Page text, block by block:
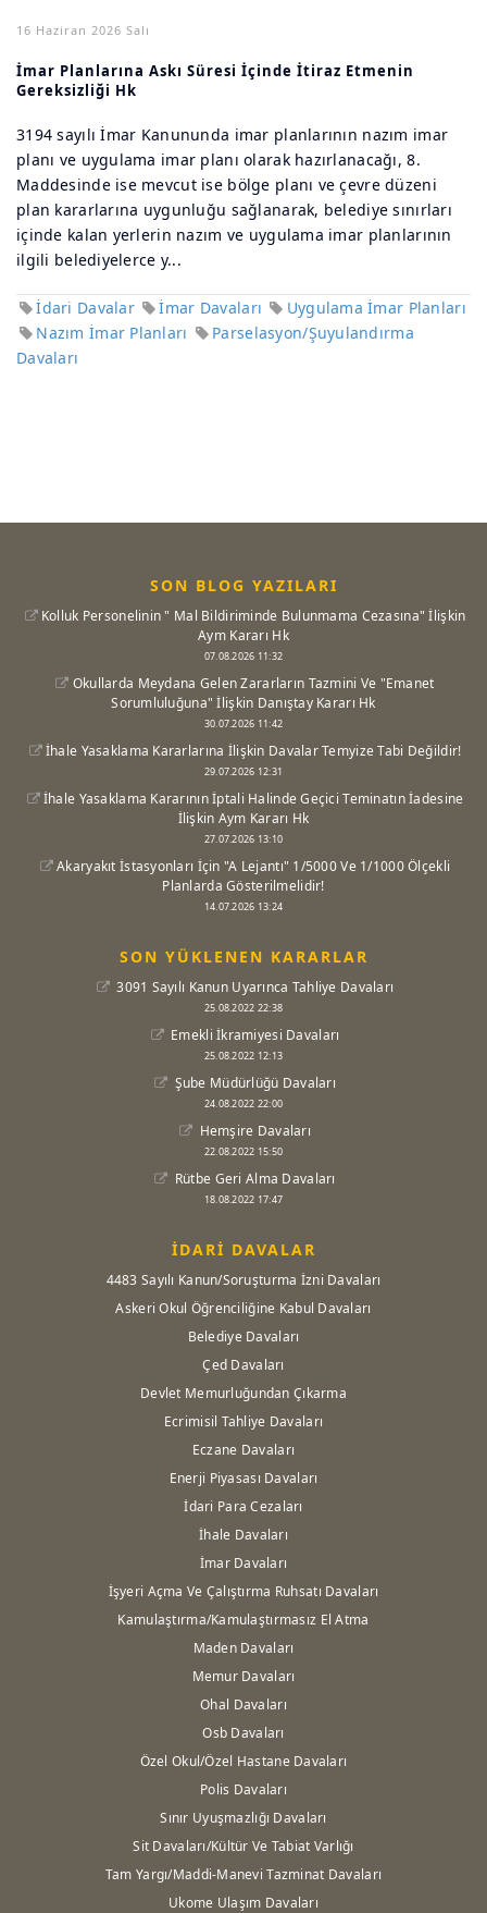
16 Haziran 2026 Salı
İmar Planlarına Askı Süresi İçinde İtiraz Etmenin
Gereksizliği Hk
3194 sayılı İmar Kanununda imar planlarının nazım imar
planı ve uygulama imar planı olarak hazırlanacağı, 8.
Maddesinde ise mevcut ise bölge planı ve çevre düzeni
plan kararlarına uygunluğu sağlanarak, belediye sınırları
içinde kalan yerlerin nazım ve uygulama imar planlarının
ilgili belediyelerce y...
İdari Davalar İmar Davaları
Uygulama İmar Planları
Nazım İmar Planları
Parselasyon/Şuyulandırma
Davaları
SON BLOG YAZILARI
Kolluk Personelinin " Mal Bildiriminde Bulunmama Cezasına" İlişkin
Aym Kararı Hk
07.08.2026 11:32
Okullarda Meydana Gelen Zararların Tazmini Ve "Emanet
Sorumluluğuna" İlişkin Danıştay Kararı Hk
30.07.2026 11:42
İhale Yasaklama Kararlarına İlişkin Davalar Temyize Tabi Değildir!
29.07.2026 12:31
İhale Yasaklama Kararının İptali Halinde Geçici Teminatın İadesine
İlişkin Aym Kararı Hk
27.07.2026 13:10
Akaryakıt İstasyonları İçin "A Lejantı" 1/5000 Ve 1/1000 Ölçekli
Planlarda Gösterilmelidir!
14.07.2026 13:24
SON YÜKLENEN KARARLAR
3091 Sayılı Kanun Uyarınca Tahliye Davaları
25.08.2022 22:38
Emekli İkramiyesi Davaları
25.08.2022 12:13
Şube Müdürlüğü Davaları
24.08.2022 22:00
Hemşire Davaları
22.08.2022 15:50
Rütbe Geri Alma Davaları
18.08.2022 17:47
İDARİ DAVALAR
4483 Sayılı Kanun/Soruşturma İzni Davaları
Askeri Okul Öğrenciliğine Kabul Davaları
Belediye Davaları
Çed Davaları
Devlet Memurluğundan Çıkarma
Ecrimisil Tahliye Davaları
Eczane Davaları
Enerji Piyasası Davaları
İdari Para Cezaları
İhale Davaları
İmar Davaları
İşyeri Açma Ve Çalıştırma Ruhsatı Davaları
Kamulaştırma/Kamulaştırmasız El Atma
Maden Davaları
Memur Davaları
Ohal Davaları
Osb Davaları
Özel Okul/Özel Hastane Davaları
Polis Davaları
Sınır Uyuşmazlığı Davaları
Sit Davaları/Kültür Ve Tabiat Varlığı
Tam Yargı/Maddi-Manevi Tazminat Davaları
Ukome Ulaşım Davaları